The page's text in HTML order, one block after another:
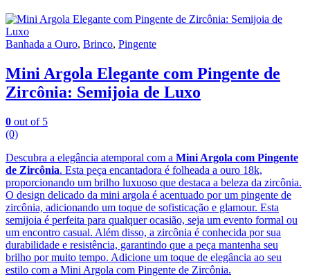
Banhada a Ouro, Brinco, Pingente
Mini Argola Elegante com Pingente de
Zircônia: Semijoia de Luxo
0 out of 5
(0)
Descubra a elegância atemporal com a Mini Argola com Pingente
de Zircônia. Esta peça encantadora é folheada a ouro 18k,
proporcionando um brilho luxuoso que destaca a beleza da zircônia.
O design delicado da mini argola é acentuado por um pingente de
zircônia, adicionando um toque de sofisticação e glamour. Esta
semijoia é perfeita para qualquer ocasião, seja um evento formal ou
um encontro casual. Além disso, a zircônia é conhecida por sua
durabilidade e resistência, garantindo que a peça mantenha seu
brilho por muito tempo. Adicione um toque de elegância ao seu
estilo com a Mini Argola com Pingente de Zircônia.